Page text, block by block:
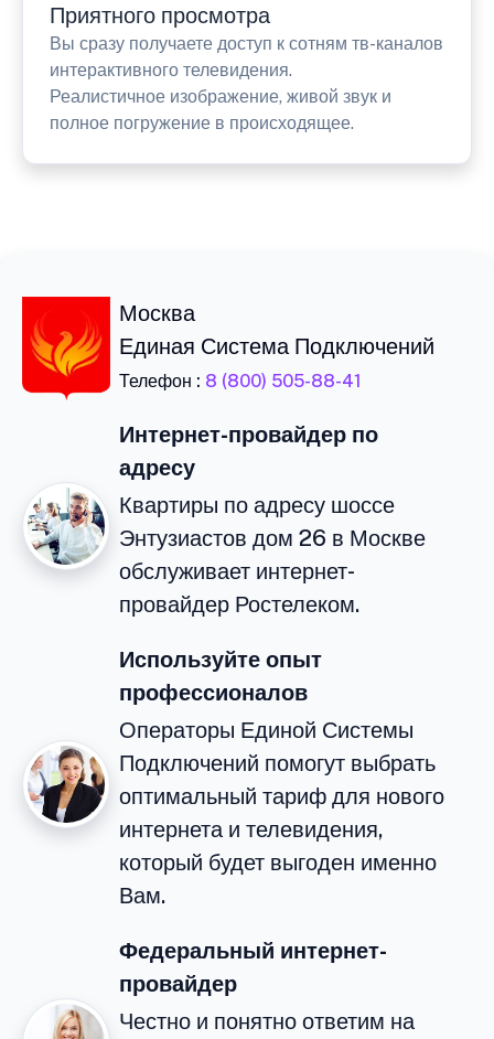
Приятного просмотра
Вы сразу получаете доступ к сотням тв-каналов
интерактивного телевидения.
Реалистичное изображение, живой звук и
полное погружение в происходящее.
Москва
Единая Система Подключений
Телефон : 8 (800) 505-88-41
Интернет-провайдер по
адресу
Квартиры по адресу шоссе
Энтузиастов дом 26 в Москве
обслуживает интернет-
провайдер Ростелеком.
Используйте опыт
профессионалов
Операторы Единой Системы
Подключений помогут выбрать
оптимальный тариф для нового
интернета и телевидения,
который будет выгоден именно
Вам.
Федеральный интернет-
провайдер
Честно и понятно ответим на